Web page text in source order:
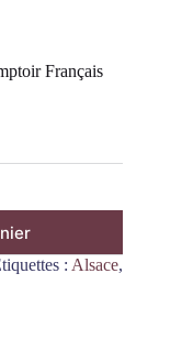
Français
: Alsace,